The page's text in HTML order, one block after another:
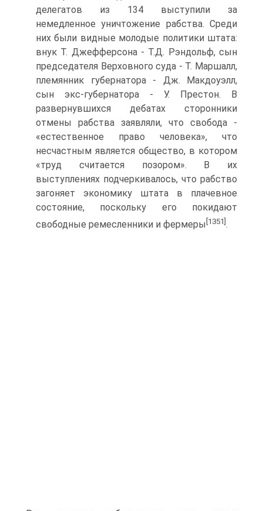
делегатов из 134 выступили за
немедленное уничтожение рабства. Среди
них были видные молодые политики штата:
внук Т. Джефферсона - Т.Д. Рэндольф, сын
председателя Верховного суда - Т. Маршалл,
племянник губернатора - Дж. Макдоуэлл,
сын экс-губернатора - У. Престон. В
развернувшихся дебатах сторонники
отмены рабства заявляли, что свобода -
«естественное право человека», что
несчастным является общество, в котором
«труд считается позором». В их
выступлениях подчеркивалось, что рабство
загоняет экономику штата в плачевное
состояние, поскольку его покидают
свободные ремесленники и фермеры [1351] .